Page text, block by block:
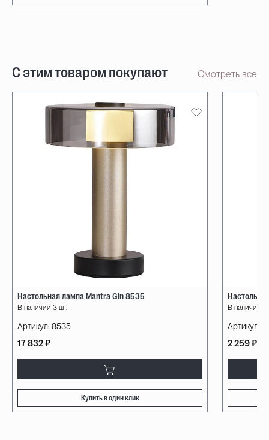
С этим товаром покупают Смотреть все
Настольная лампа Mantra Gin 8535
В наличии 3 шт.
Артикул: 8535
17 832 ₽
Купить в один клик
В наличии
Артикул:
2 259 ₽